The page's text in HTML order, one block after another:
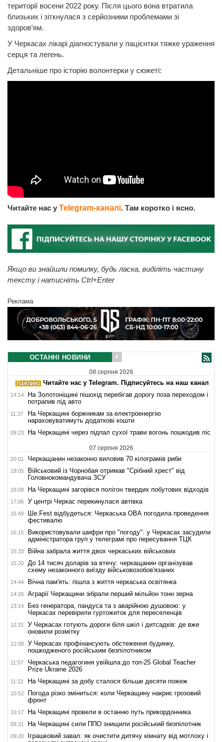
території восени 2022 року. Після цього вона втратила
близьких і зіткнулася з серйозними проблемами зі
здоров’ям.
У Черкасах лікарі діагностували у пацієнтки тяжке ураження
серця та легень.
Детальніше про історію волонтерки у сюжеті:
Читайте нас у Telegram-каналі. Там коротко і ясно.
Якщо ви знайшли помилку, будь ласка, виділіть частину
тексту і натисніть Ctrl+Enter
Реклама
ОСТАННІ НОВИНИ
08 серпня 2026
Читайте нас у Telegram. Підписуйтесь на наш канал
14:14
На Золотоніщині пішохід перебігав дорогу поза переходом і
потрапив під авто
11:37
На Черкащині боржникам за електроенергію
нараховуватимуть додаткові кошти
09:23 На Черкащині через підпал сухої трави вогонь пошкодив ліс
07 серпня 2026
20:01 Черкащанин незаконно виловив 70 кілограмів риби
19:05
Військовий із Чорнобая отримав "Срібний хрест" від
Головнокомандувача ЗСУ
18:08 На Черкащині загорівся полігон твердих побутових відходів
17:06 У центрі Черкас перекинулася автівка
16:49
Ше.Fest відбудеться: Черкаська ОВА погодила проведення
фестивалю
16:15
Використовували шифри про "погоду": у Черкасах засудили
адміністратора груп у телеграмі про пересування ТЦК
15:33 Війна забрала життя двох черкаських військових
15:20
До 14 тисяч доларів за втечу: черкащанин організував
схему незаконного виїзду військовозобов'язаних
14:44 Вічна пам'ять: пішла з життя черкаська освітянка
14:26 Аграрії Черкащини зібрали перший мільйон тонн зерна
13:14
Без генератора, пандуса та з аварійною душовою: у
Черкасах перевірили гуртожиток для переселенців
12:31
У Черкасах готують дороги біля шкіл і дитсадків: де вже
оновили розмітку
12:08
У Черкасах профінансують обстеження будинку,
пошкодженого російським безпілотником
11:57
Черкаська педагогиня увійшла до топ-25 Global Teacher
Prize Ukraine 2026
11:22 На Черкащині за добу сталося більше десяти пожеж
10:52
Погода різко зміниться: коли Черкащину накриє грозовий
фронт
10:17 На Черкащині провели в останню путь прикордонника
09:31 На Черкащині сили ППО знищили російський безпілотник
09:20
Іграшковий завал: як очистити дитячу кімнату від мотлоху і